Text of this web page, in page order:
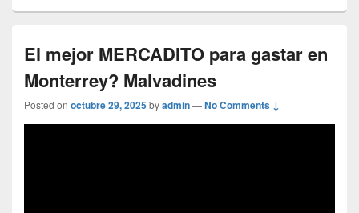
El mejor MERCADITO para gastar en
Monterrey? Malvadines
Posted on octubre 29, 2025byadmin—No Comments ↓